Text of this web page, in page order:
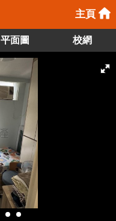
主頁
平面圖 校網